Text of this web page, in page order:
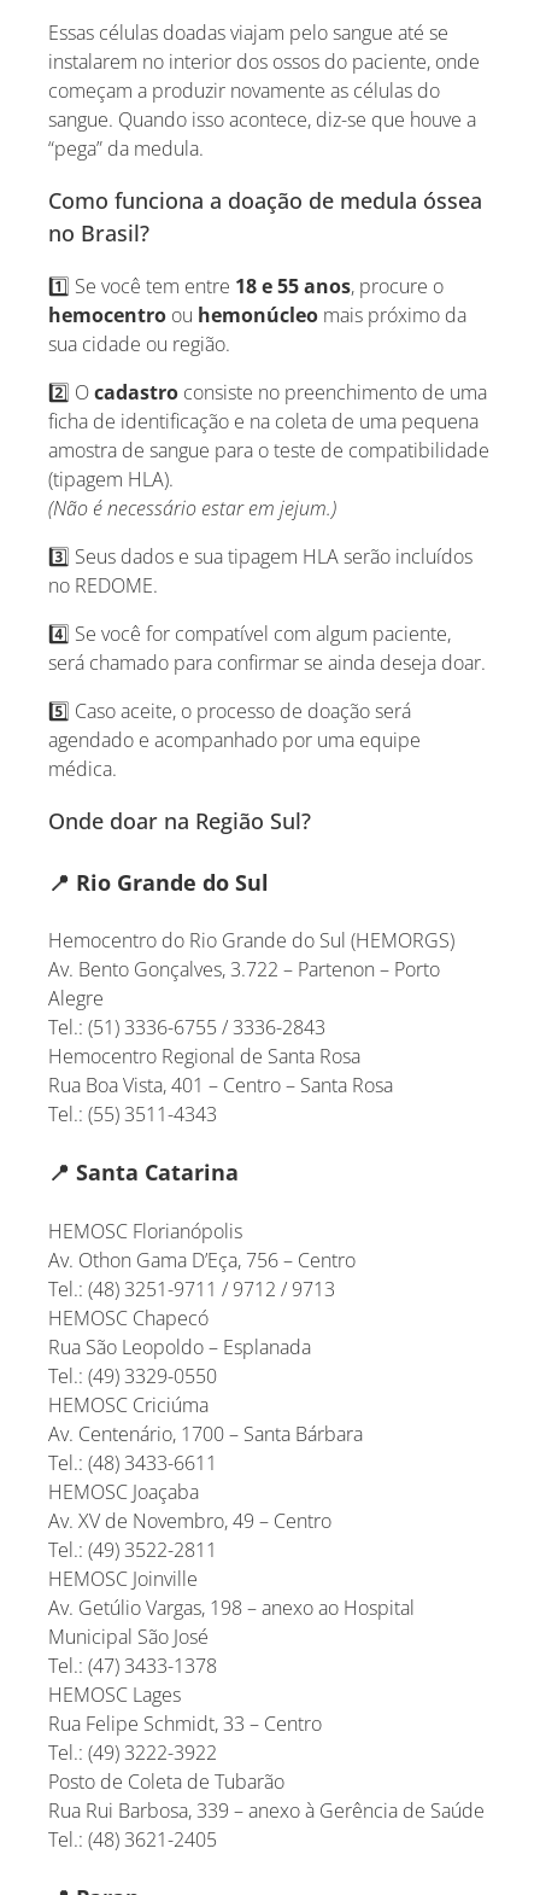
Essas células doadas viajam pelo sangue até se
instalarem no interior dos ossos do paciente, onde
começam a produzir novamente as células do
sangue. Quando isso acontece, diz-se que houve a
“pega” da medula.
Como funciona a doação de medula óssea
no Brasil?
1️⃣ Se você tem entre 18 e 55 anos, procure o
hemocentro ou hemonúcleo mais próximo da
sua cidade ou região.
2️⃣ Ocadastro consiste no preenchimento de uma
ficha de identificação e na coleta de uma pequena
amostra de sangue para o teste de compatibilidade
(tipagem HLA).
(Não é necessário estar em jejum.)
3️⃣ Seus dados e sua tipagem HLA serão incluídos
no REDOME.
4️⃣ Se você for compatível com algum paciente,
será chamado para confirmar se ainda deseja doar.
5️⃣ Caso aceite, o processo de doação será
agendado e acompanhado por uma equipe
médica.
Onde doar na Região Sul?
📍 Rio Grande do Sul
Hemocentro do Rio Grande do Sul (HEMORGS)
Av. Bento Gonçalves, 3.722 – Partenon – Porto
Alegre
Tel.: (51) 3336-6755 / 3336-2843
Hemocentro Regional de Santa Rosa
Rua Boa Vista, 401 – Centro – Santa Rosa
Tel.: (55) 3511-4343
📍Santa Catarina
HEMOSC Florianópolis
Av. Othon Gama D’Eça, 756 – Centro
Tel.: (48) 3251-9711 / 9712 / 9713
HEMOSC Chapecó
Rua São Leopoldo – Esplanada
Tel.: (49) 3329-0550
HEMOSC Criciúma
Av. Centenário, 1700 – Santa Bárbara
Tel.: (48) 3433-6611
HEMOSC Joaçaba
Av. XV de Novembro, 49 – Centro
Tel.: (49) 3522-2811
HEMOSC Joinville
Av. Getúlio Vargas, 198 – anexo ao Hospital
Municipal São José
Tel.: (47) 3433-1378
HEMOSC Lages
Rua Felipe Schmidt, 33 – Centro
Tel.: (49) 3222-3922
Posto de Coleta de Tubarão
Rua Rui Barbosa, 339 – anexo à Gerência de Saúde
Tel.: (48) 3621-2405